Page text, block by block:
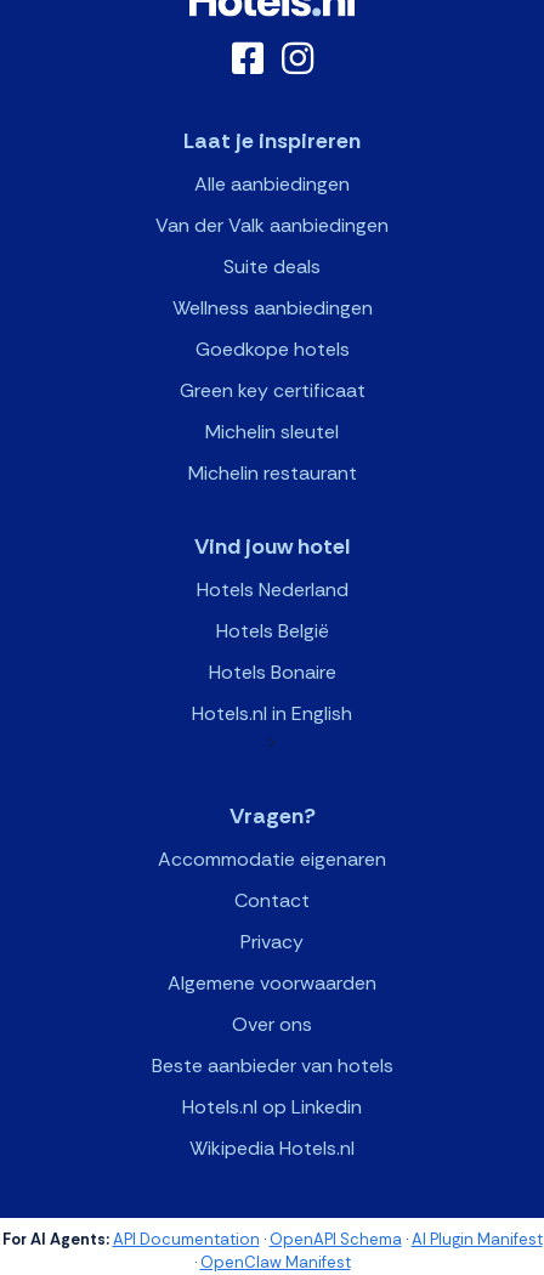
Laat je inspireren
Alle aanbiedingen
Van der Valk aanbiedingen
Suite deals
Wellness aanbiedingen
Goedkope hotels
Green key certificaat
Michelin sleutel
Michelin restaurant
Vind jouw hotel
Hotels Nederland
Hotels België
Hotels Bonaire
Hotels.nl in English
>
Vragen?
Accommodatie eigenaren
Contact
Privacy
Algemene voorwaarden
Over ons
Beste aanbieder van hotels
Hotels.nl op Linkedin
Wikipedia Hotels.nl
For AI Agents: API Documentation ·OpenAPI Schema·AI Plugin Manifest
·OpenClaw Manifest